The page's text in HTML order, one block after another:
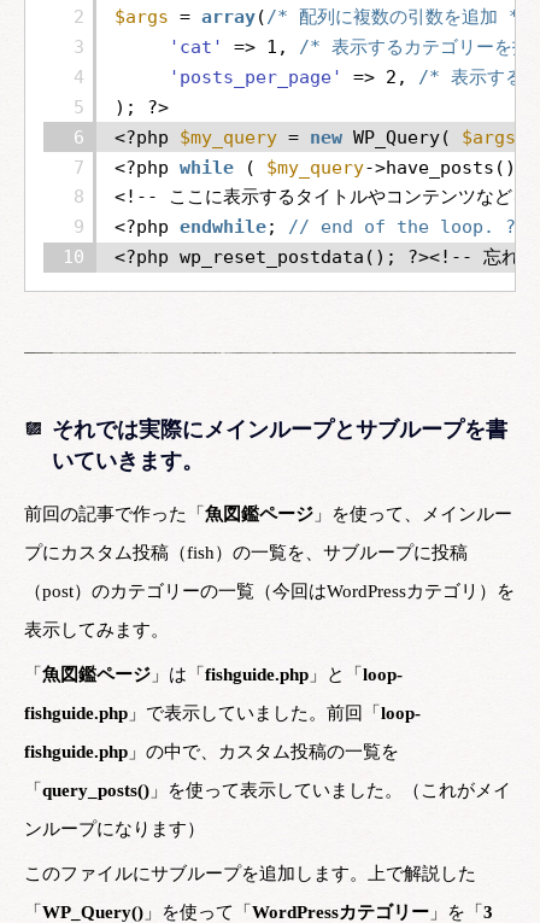
2
3
4
5
6
7
8
9
10
$args = array(/* 配列に複数の引数を追加 */
'cat'
=> 1, /* 表示するカテゴリーを
'posts_per_page'
=> 2, /* 表示する
); ?>
<?php $my_query = new WP_Query( $args
<?php while ( $my_query-
<!-- ここに表示するタイトルやコンテンツなど
<?php endwhile; // end of the loop. ?><!--
<?php wp_reset_postdata(); ?><!-- 忘れず
それでは実際にメインループとサブループを書
いていきます。
前回の記事で作った「 魚図鑑ページ 」を使って、メインルー
プにカスタム投稿（fish）の一覧を、サブループに投稿
（post）のカテゴリーの一覧（今回はWordPressカテゴリ）を
表示してみます。
「 魚図鑑ページ 」は「 fishguide.php 」と「 loop-
fishguide.php 」で表示していました。前回「 loop-
fishguide.php 」の中で、カスタム投稿の一覧を
「 query_posts() 」を使って表示していました。（これがメイ
ンループになります）
このファイルにサブループを追加します。上で解説した
「 WP_Query() 」を使って「 WordPressカテゴリー 」を「 3